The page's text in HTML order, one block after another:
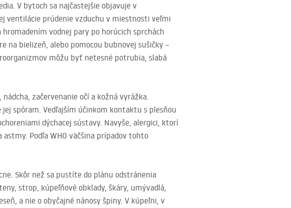
V bytoch sa najčastejšie objavuje v
ventilácie prúdenie vzduchu v miestnosti veľmi
vodnej pary po horúcich sprchách
na bielizeň, alebo pomocou bubnovej sušičky –
môžu byť netesné potrubia, slabá
začervenanie očí a kožná vyrážka.
spóram. Vedľajším účinkom kontaktu s plesňou
dýchacej sústavy. Navyše, alergici, ktorí
astmy. PodľaWHO väčšina prípadov tohto
Skôr než sa pustíte do plánu odstránenia
strop, kúpeľňové obklady, škáry, umývadlá,
a nie o obyčajné nánosy špiny. V kúpeľni, v